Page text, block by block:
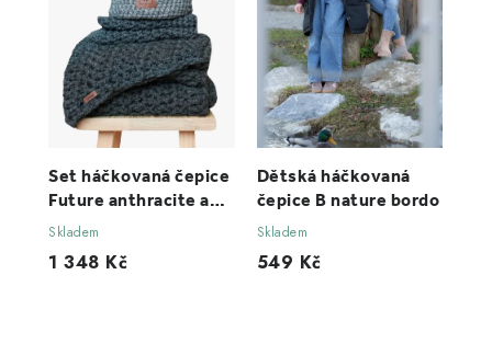
Set háčkovaná čepice
Future anthracite a
šál dark
Skladem
1 348 Kč
Dětská háčkovaná
čepice B nature bordo
Skladem
549 Kč